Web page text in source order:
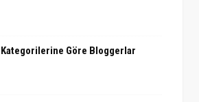
Kategorilerine Göre Bloggerlar